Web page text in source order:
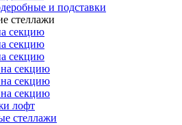
и подставки
стеллажи
секцию
секцию
секцию
на секцию
на секцию
секцию
лофт
стеллажи